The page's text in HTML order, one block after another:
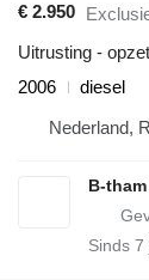
€ 2.950
Uitrusting -
2006
diesel
Nederland,
B-
Sinds 7